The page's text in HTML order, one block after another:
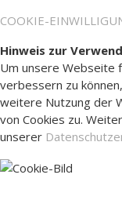
COOKIE-
Hinweis zur
Um unsere Webseite
verbessern zu
weitere Nutzung der
von Cookies zu.
unserer